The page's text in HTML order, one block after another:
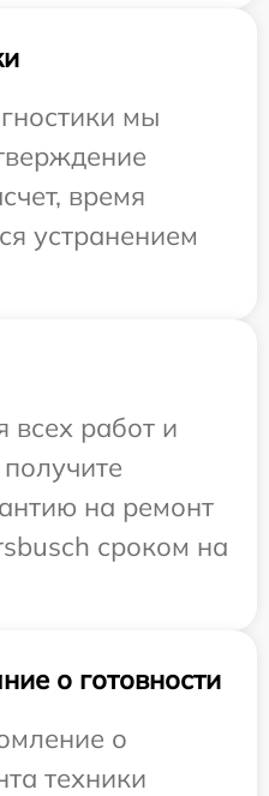
мы
время
устранением
всех работ и
на ремонт
сроком на
о готовности
о
техники